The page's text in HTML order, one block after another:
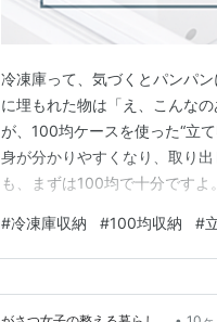
冷凍庫って、気づくとパンパ
に埋もれた物は「え、こんな
が、100均ケースを使った“立
身が分かりやすくなり、取り
も、まずは100均で十分です
い注意点まで、やさしく整理
から整えていきましょう。 冷
#冷凍庫収納 #100均収納 #